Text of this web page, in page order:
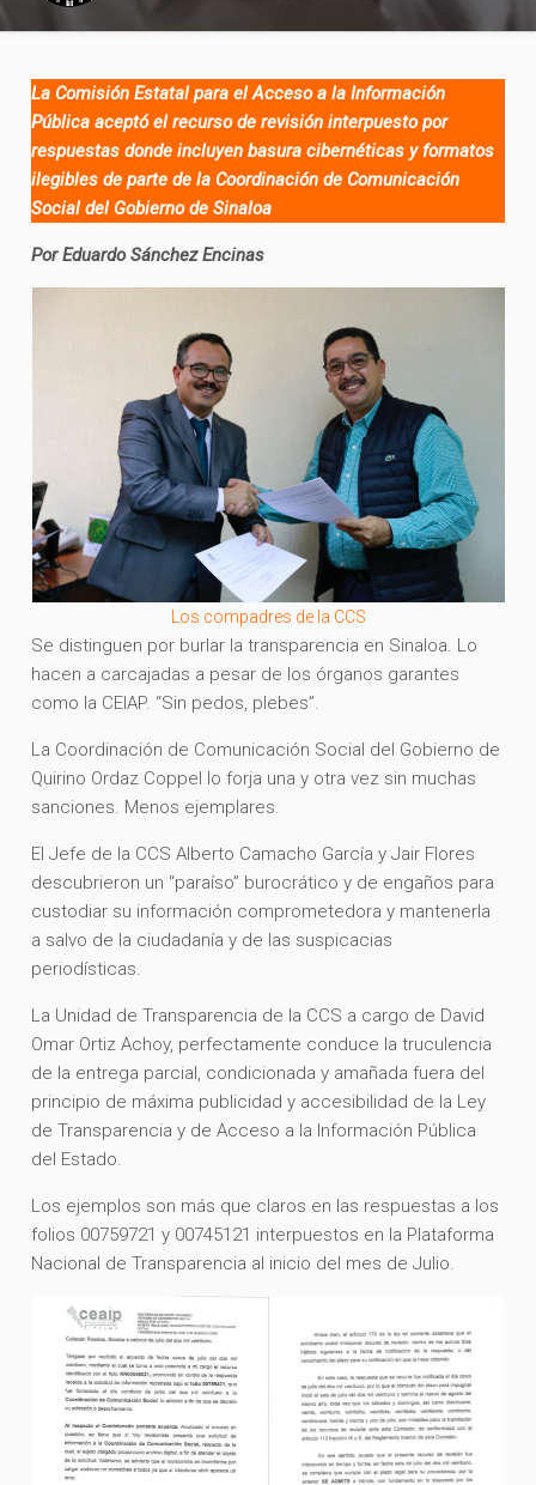
La Comisión Estatal para el Acceso a la Información
Pública aceptó el recurso de revisión interpuesto por
respuestas donde incluyen basura cibernéticas y formatos
ilegibles de parte de la Coordinación de Comunicación
Social del Gobierno de Sinaloa
Por Eduardo Sánchez Encinas
Los compadres de la CCS
Se distinguen por burlar la transparencia en Sinaloa. Lo
hacen a carcajadas a pesar de los órganos garantes
como la CEIAP. “Sin pedos, plebes”.
La Coordinación de Comunicación Social del Gobierno de
Quirino Ordaz Coppel lo forja una y otra vez sin muchas
sanciones. Menos ejemplares.
El Jefe de la CCS Alberto Camacho García y Jair Flores
descubrieron un “paraíso” burocrático y de engaños para
custodiar su información comprometedora y mantenerla
a salvo de la ciudadanía y de las suspicacias
periodísticas.
La Unidad de Transparencia de la CCS a cargo de David
Omar Ortiz Achoy, perfectamente conduce la truculencia
de la entrega parcial, condicionada y amañada fuera del
principio de máxima publicidad y accesibilidad de la Ley
de Transparencia y de Acceso a la Información Pública
del Estado.
Los ejemplos son más que claros en las respuestas a los
folios 00759721 y 00745121 interpuestos en la Plataforma
Nacional de Transparencia al inicio del mes de Julio.